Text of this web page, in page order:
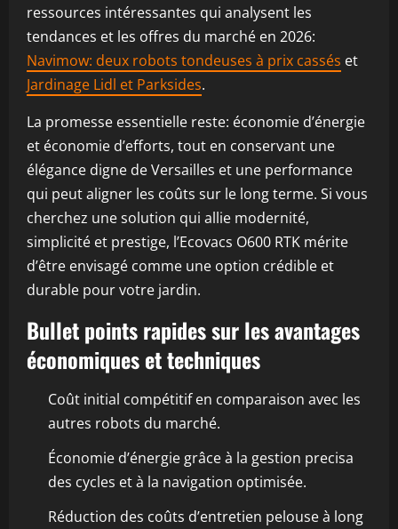
ressources intéressantes qui analysent les
tendances et les offres du marché en 2026:
Navimow: deux robots tondeuses à prix cassés et
Jardinage Lidl et Parksides.
La promesse essentielle reste: économie d’énergie
et économie d’efforts, tout en conservant une
élégance digne de Versailles et une performance
qui peut aligner les coûts sur le long terme. Si vous
cherchez une solution qui allie modernité,
simplicité et prestige, l’Ecovacs O600 RTK mérite
d’être envisagé comme une option crédible et
durable pour votre jardin.
Bullet points rapides sur les avantages
économiques et techniques
Coût initial compétitif en comparaison avec les
autres robots du marché.
Économie d’énergie grâce à la gestion precisa
des cycles et à la navigation optimisée.
Réduction des coûts d’entretien pelouse à long